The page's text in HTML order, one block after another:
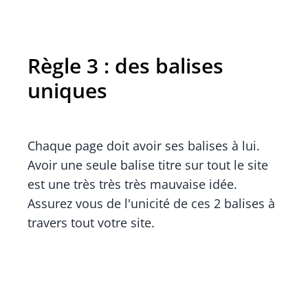
Règle 3 : des balises
uniques
Chaque page doit avoir ses balises à lui.
Avoir une seule balise titre sur tout le site
est une très très très mauvaise idée.
Assurez vous de l'unicité de ces 2 balises à
travers tout votre site.